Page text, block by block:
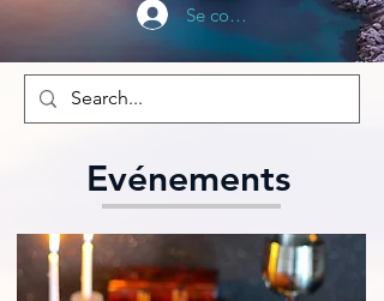
Se connecter
Evénements